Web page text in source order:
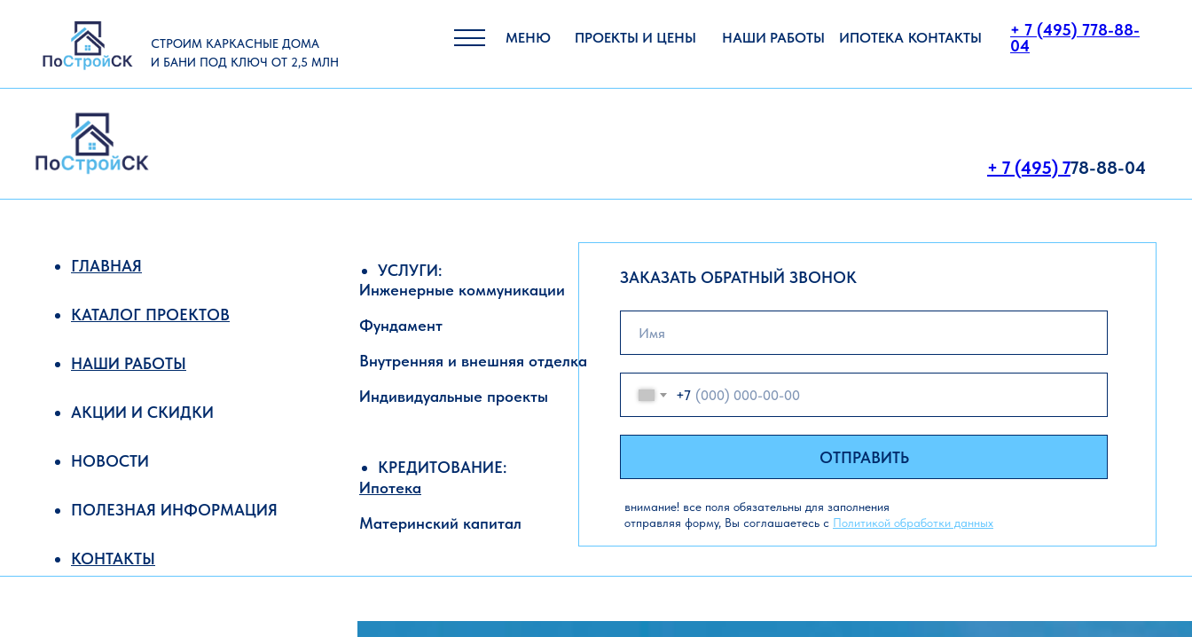
МЕНЮ ПРОЕКТЫ И ЦЕНЫ НАШИ РАБОТЫ ИПОТЕКА
СТРОИМ КАРКАСНЫЕ ДОМА
И БАНИ ПОД КЛЮЧ ОТ 2,5 МЛН
+ 7 (495) 778-88-
04
КОНТАКТЫ
КАТАЛОГ ПРОЕКТОВ
Инженерные коммуникации
Ипотека
ГЛАВНАЯ УСЛУГИ: ЗАКАЗАТЬ ОБРАТНЫЙ ЗВОНОК
КРЕДИТОВАНИЕ:
АКЦИИ И СКИДКИ
НОВОСТИ
НАШИ РАБОТЫ
Материнский капитал
+ 7 (495) 778-88-04
+7
ОТПРАВИТЬ
внимание! все поля обязательны для заполнения
отправляя форму, Вы соглашаетесь с Политикой обработки данных
Фундамент
Внутренняя и внешняя отделка
ПОЛЕЗНАЯ ИНФОРМАЦИЯ
КОНТАКТЫ
Индивидуальные проекты